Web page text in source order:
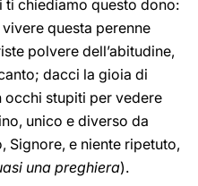
ti chiediamo questo dono:
questa perenne
polvere dell’abitudine,
dacci la gioia di
stupiti per vedere
unico e diverso da
e niente ripetuto,
una preghiera).